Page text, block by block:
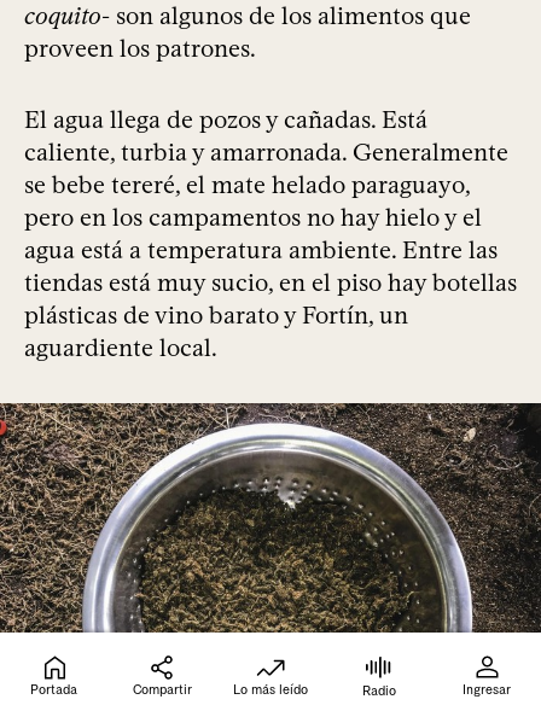
coquito- son algunos de los alimentos que
proveen los patrones.
El agua llega de pozos y cañadas. Está
caliente, turbia y amarronada. Generalmente
se bebe tereré, el mate helado paraguayo,
pero en los campamentos no hay hielo y el
agua está a temperatura ambiente. Entre las
tiendas está muy sucio, en el piso hay botellas
plásticas de vino barato y Fortín, un
aguardiente local.
Portada Compartir Lo más leído Radio Ingresar